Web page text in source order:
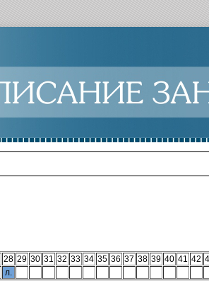
28 29 30 31 32 33 34 35 36 37 38 39 40 41 42
л.